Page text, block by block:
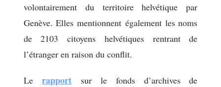
volontairement du territoire helvétique par
Genève. Elles mentionnent également les noms
de 2103 citoyens helvétiques rentrant de
l’étranger en raison du conflit.
Lerapport
sur le fonds d’archives de